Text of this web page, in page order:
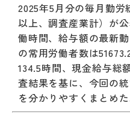
2025年5月分の毎月勤
以上、調査産業計）が
働時間、給与額の最新
の常用労働者数は
134.5時間、現金給与総
査結果を基に、今回の
を分かりやすくまとめた